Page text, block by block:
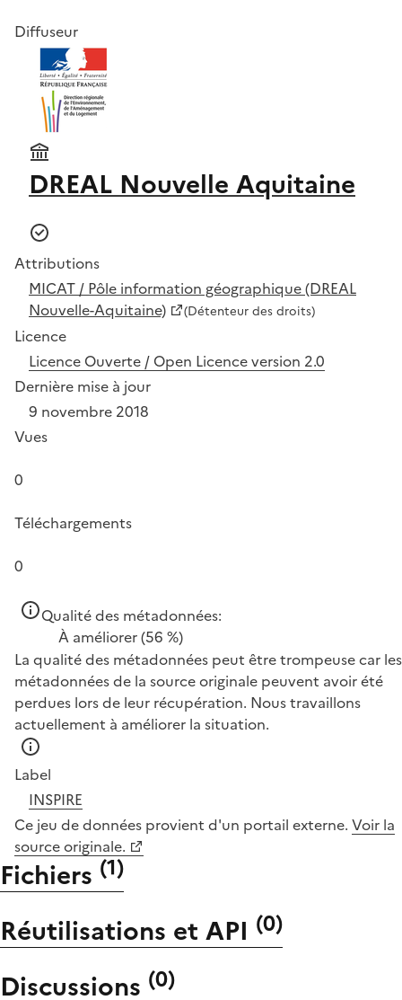
Diffuseur
DREAL Nouvelle Aquitaine
Attributions
MICAT / Pôle information géographique (DREAL
Nouvelle-Aquitaine)
(Détenteur des droits)
Licence
Licence Ouverte / Open Licence version 2.0
Dernière mise à jour
9 novembre 2018
Vues
0
Téléchargements
0
Qualité des métadonnées:
À améliorer(56 %)
La qualité des métadonnées peut être trompeuse car les
métadonnées de la source originale peuvent avoir été
perdues lors de leur récupération. Nous travaillons
actuellement à améliorer la situation.
Label
INSPIRE
Ce jeu de données provient d'un portail externe. Voir la
source originale.
Fichiers (1)
Réutilisations et API (0)
Discussions (0)